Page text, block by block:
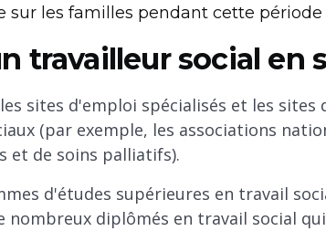
sur les familles pendant cette période
travailleur social en
sites d'emploi spécialisés et les sites
(par exemple, les associations
et de soins palliatifs).
d'études supérieures en travail
nombreux diplômés en travail social